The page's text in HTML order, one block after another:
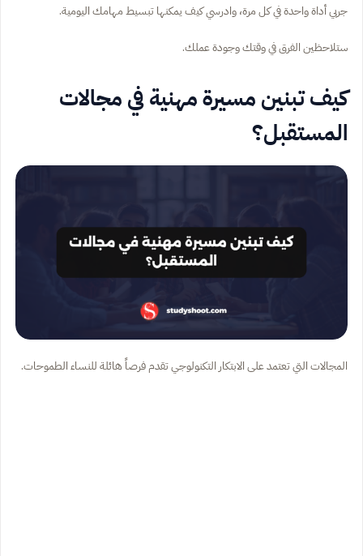
جربي أداة واحدة في كل مرة، وادرسي كيف يمكنها تبسيط مهامك اليومية.
ستلاحظين الفرق في وقتك وجودة عملك.
كيف تبنين مسيرة مهنية في مجالات
المستقبل؟
المجالات التي تعتمد على الابتكار التكنولوجي تقدم فرصاً هائلة للنساء الطموحات.